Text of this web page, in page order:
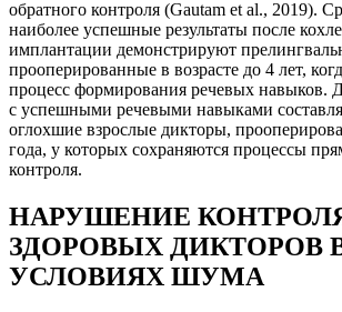
обратного контроля (Gautam et al., 2019).
наиболее успешные результаты после
имплантации демонстрируют
прооперированные в возрасте до 4 лет,
процесс формирования речевых навыков.
с успешными речевыми навыками
оглохшие взрослые дикторы,
года, у которых сохраняются процессы
контроля.
НАРУШЕНИЕ
ЗДОРОВЫХ ДИКТОРОВ
УСЛОВИЯХ ШУМА